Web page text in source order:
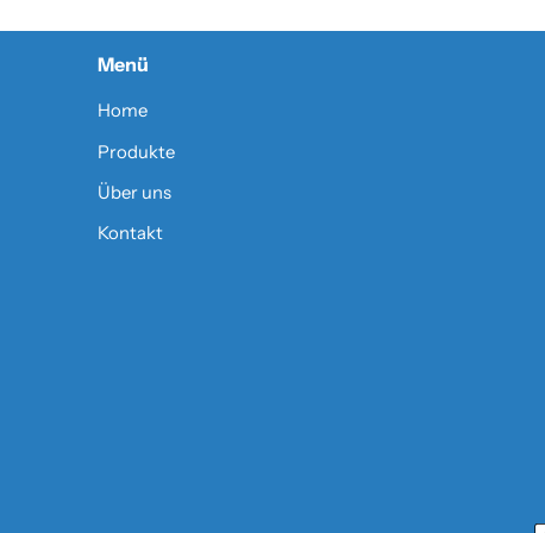
Menü
Home
Produkte
Über uns
Kontakt